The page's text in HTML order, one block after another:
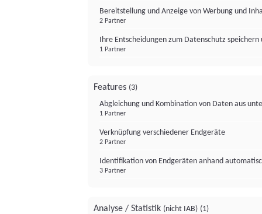
Bereitstellung und Anzeige von Werbung und
2 Partner
Ihre Entscheidungen zum Datenschutz
1 Partner
Features (3)
Abgleichung und Kombination von Daten aus
1 Partner
Verknüpfung verschiedener Endgeräte
2 Partner
Identifikation von Endgeräten anhand
3 Partner
Analyse / Statistik (nicht IAB) (1)